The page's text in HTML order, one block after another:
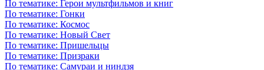
По тематике: Герои мультфильмов и книг
По тематике: Гонки
По тематике: Космос
По тематике: Новый Свет
По тематике: Пришельцы
По тематике: Призраки
По тематике: Самураи и ниндзя